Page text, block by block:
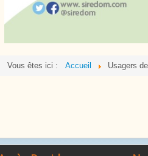
Vous êtes ici : Accueil Usagers